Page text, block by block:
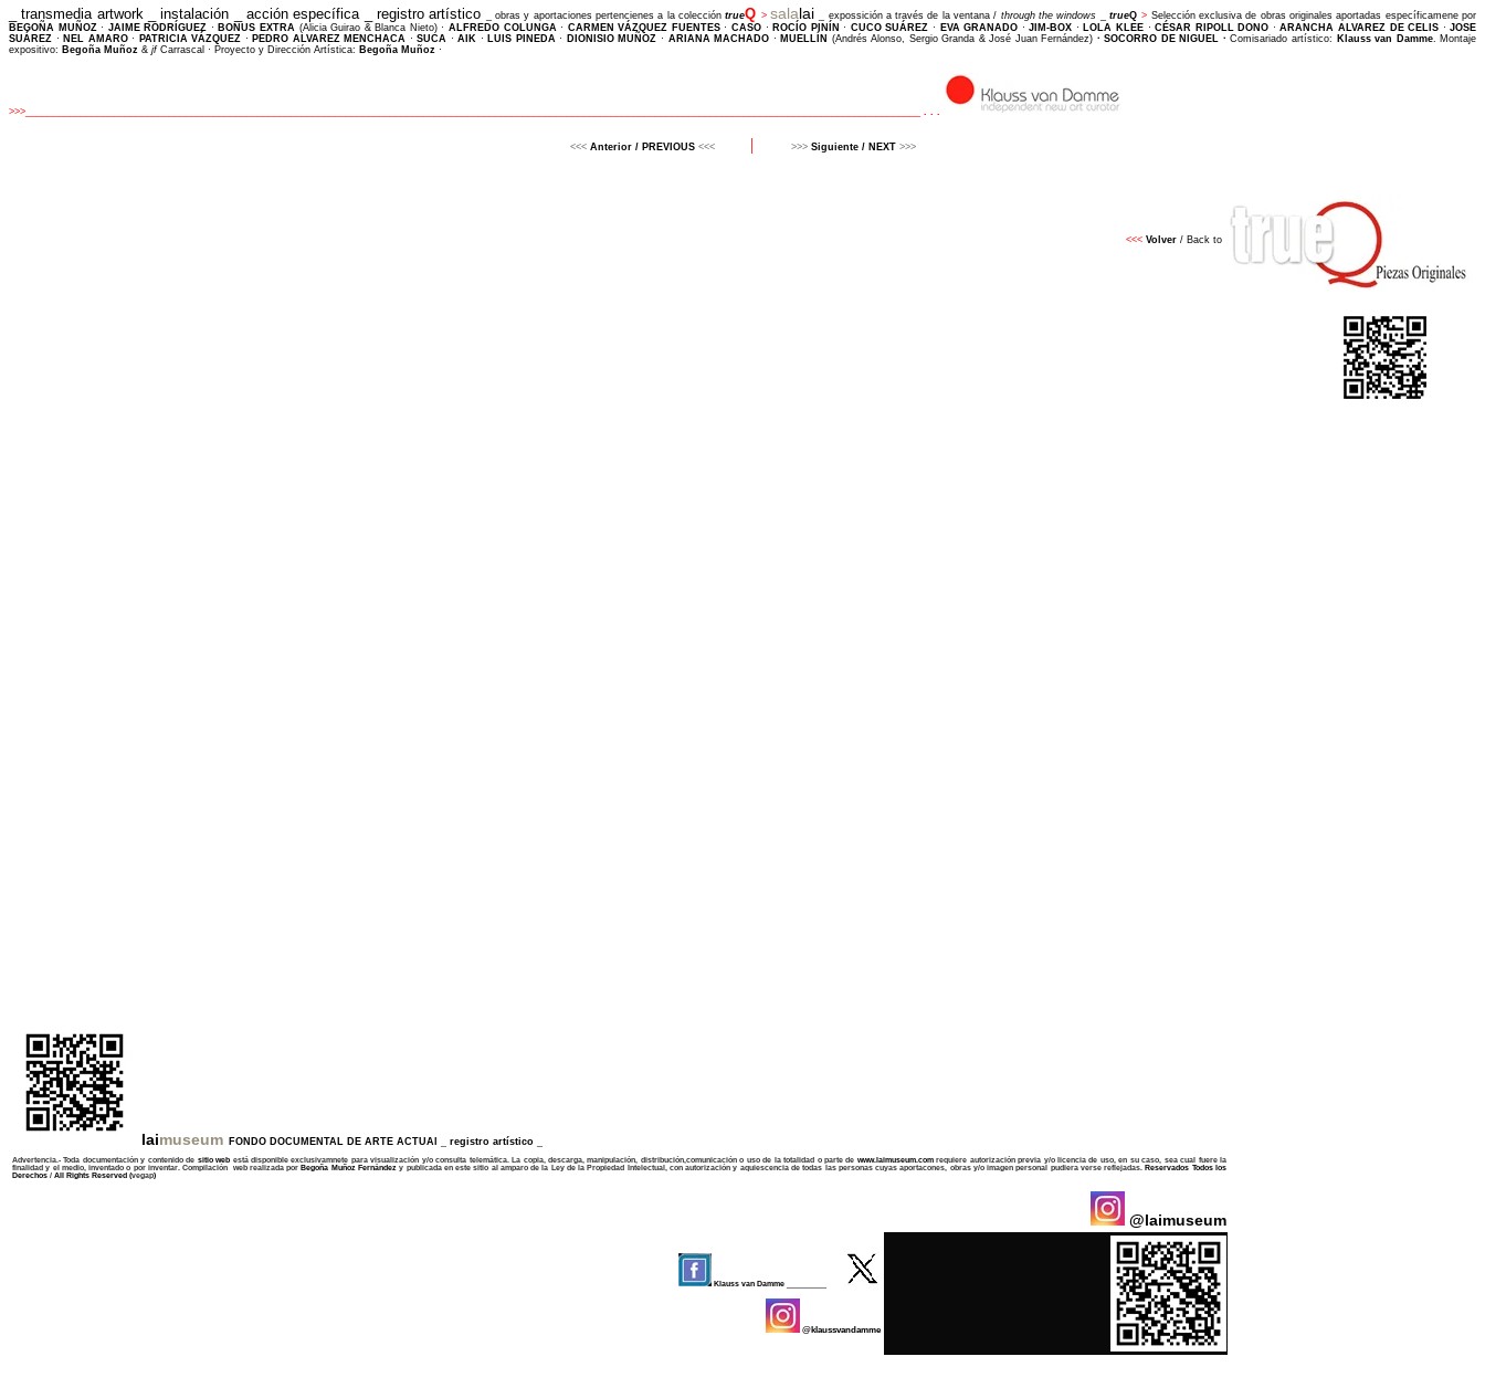
_transmedia artwork _ instalación _ acción específica _ registro artístico _ obras y aportaciones pertencienes a la coleccióntrueQ > salalai _ expossición a través de la ventana / through the windows _trueQ > Selección exclusiva de obras originales aportadas específicamene por
BEGOÑA MUÑOZ · JAIME RODRÍGUEZ · BONUS EXTRA (Alicia Guirao & Blanca Nieto) · ALFREDO COLUNGA· CARMEN VÁZQUEZ FUENTES· CASO· ROCÍO PINÍN · CUCO SUÁREZ · EVA GRANADO ·JIM-BOX · LOLA KLEE ·CÉSAR RIPOLL DONO ·ARANCHA ALVAREZ DE CELIS ·JOSE
SUÁREZ · NEL AMARO · PATRICIA VÁZQUEZ · PEDRO ALVAREZ MENCHACA ·SUCA ·AIK · LUIS PINEDA· DIONISIO MUÑOZ · ARIANA MACHADO · MUELLÍN (Andrés Alonso, Sergio Granda & José Juan Fernández) · SOCORRO DE NIGUEL ·Comisariado artístico: Klauss van Damme. Montaje
expositivo: Begoña Muñoz & jfCarrascal · Proyecto y Dirección Artística: Begoña Muñoz ·
>>> . . .
<<< Anterior / PREVIOUS<<<| >>> Siguiente / NEXT>>>
<<< Volver / Back to
laimuseum FONDO DOCUMENTAL DE ARTE ACTUAl _ registro artístico _
Advertencia.- Toda documentación y contenido de sitio web está disponible exclusivamnete para visualización y/o consulta telemática. La copia, descarga, manipulación, distribución,comunicación o uso de la totalidad o parte de www.laimuseum.comrequiere autorización previa y/o licencia de uso, en su caso, sea cual fuere la
finalidad y el medio, inventado o por inventar. Compilación web realizada por Begoña Muñoz Fernández y publicada en este sitio al amparo de la Ley de la Propiedad Intelectual, con autorización y aquiescencia de todas las personas cuyas aportacones, obras y/o imagen personal pudiera verse reflejadas. Reservados Todos los
Derechos / All Rights Reserved (vegap)
@laimuseum
Klauss van Damme
@klaussvandamme